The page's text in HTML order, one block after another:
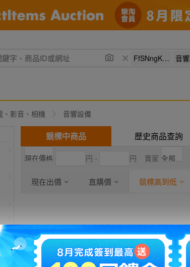
、影音、相機 音響設備
競標中商品 歷史商品查詢
円 - 円 賣家
現在出價 直購價 競標高到低